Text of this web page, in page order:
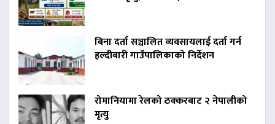
बिना दर्ता सञ्चालित व्यवसायलाई दर्ता गर्न
हल्दीबारी गाउँपालिकाको निर्देशन
रोमानियामा रेलको ठक्करबाट २ नेपालीको
मृत्यु